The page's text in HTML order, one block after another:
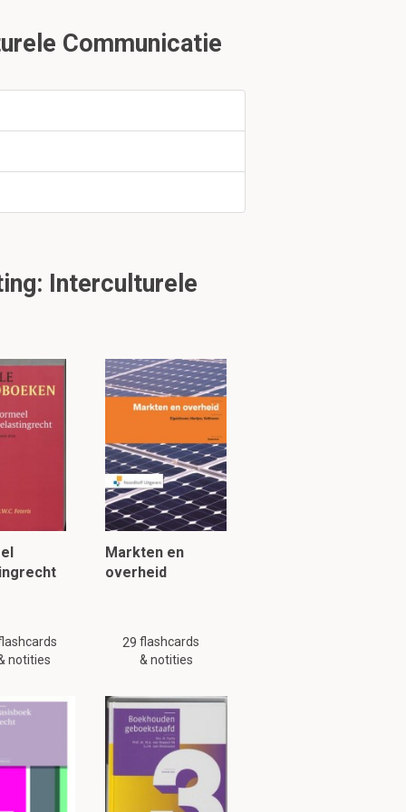
3
van
en laten de
conflict op
Aus, China.
Communicatie
Interculturele
notities
Markten en
overheid
29 flashcards
& notities